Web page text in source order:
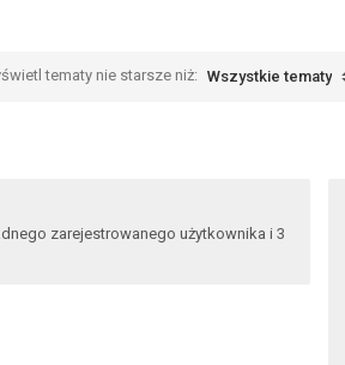
tematy nie starsze niż: Wszystkie tematy
zarejestrowanego użytkownika i 3